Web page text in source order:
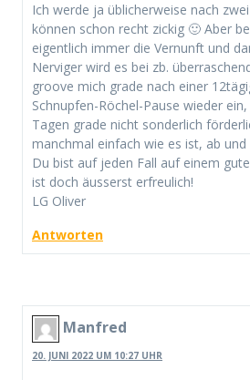
Ich werde ja üblicherweise nach
können schon recht zickig 🙂 Aber
eigentlich immer die Vernunft und
Nerviger wird es bei zb.
groove mich grade nach einer
Schnupfen-Röchel-Pause wieder
Tagen grade nicht sonderlich
manchmal einfach wie es ist, ab und
Du bist auf jeden Fall auf einem
ist doch äusserst erfreulich!
LG Oliver
Antworten
Manfred
20. JUNI 2022 UM 10:27 UHR